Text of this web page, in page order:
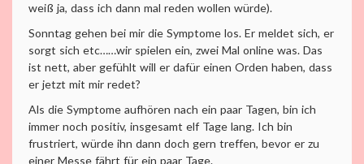
weiß ja, dass ich dann mal reden wollen würde).
Sonntag gehen bei mir die Symptome los. Er meldet sich, er
sorgt sich etc……wir spielen ein, zwei Mal online was. Das
ist nett, aber gefühlt will er dafür einen Orden haben, dass
er jetzt mit mir redet?
Als die Symptome aufhören nach ein paar Tagen, bin ich
immer noch positiv, insgesamt elf Tage lang. Ich bin
frustriert, würde ihn dann doch gern treffen, bevor er zu
einer Messe fährt für ein paar Tage.